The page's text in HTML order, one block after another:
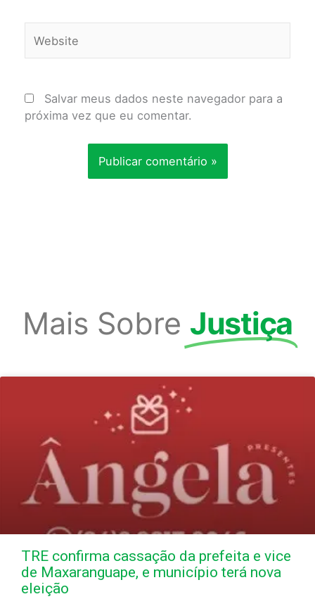
Salvar meus dados neste navegador para a
próxima vez que eu comentar.
Mais Sobre Justiça
TRE confirma cassação da prefeita e vice
de Maxaranguape, e município terá nova
eleição